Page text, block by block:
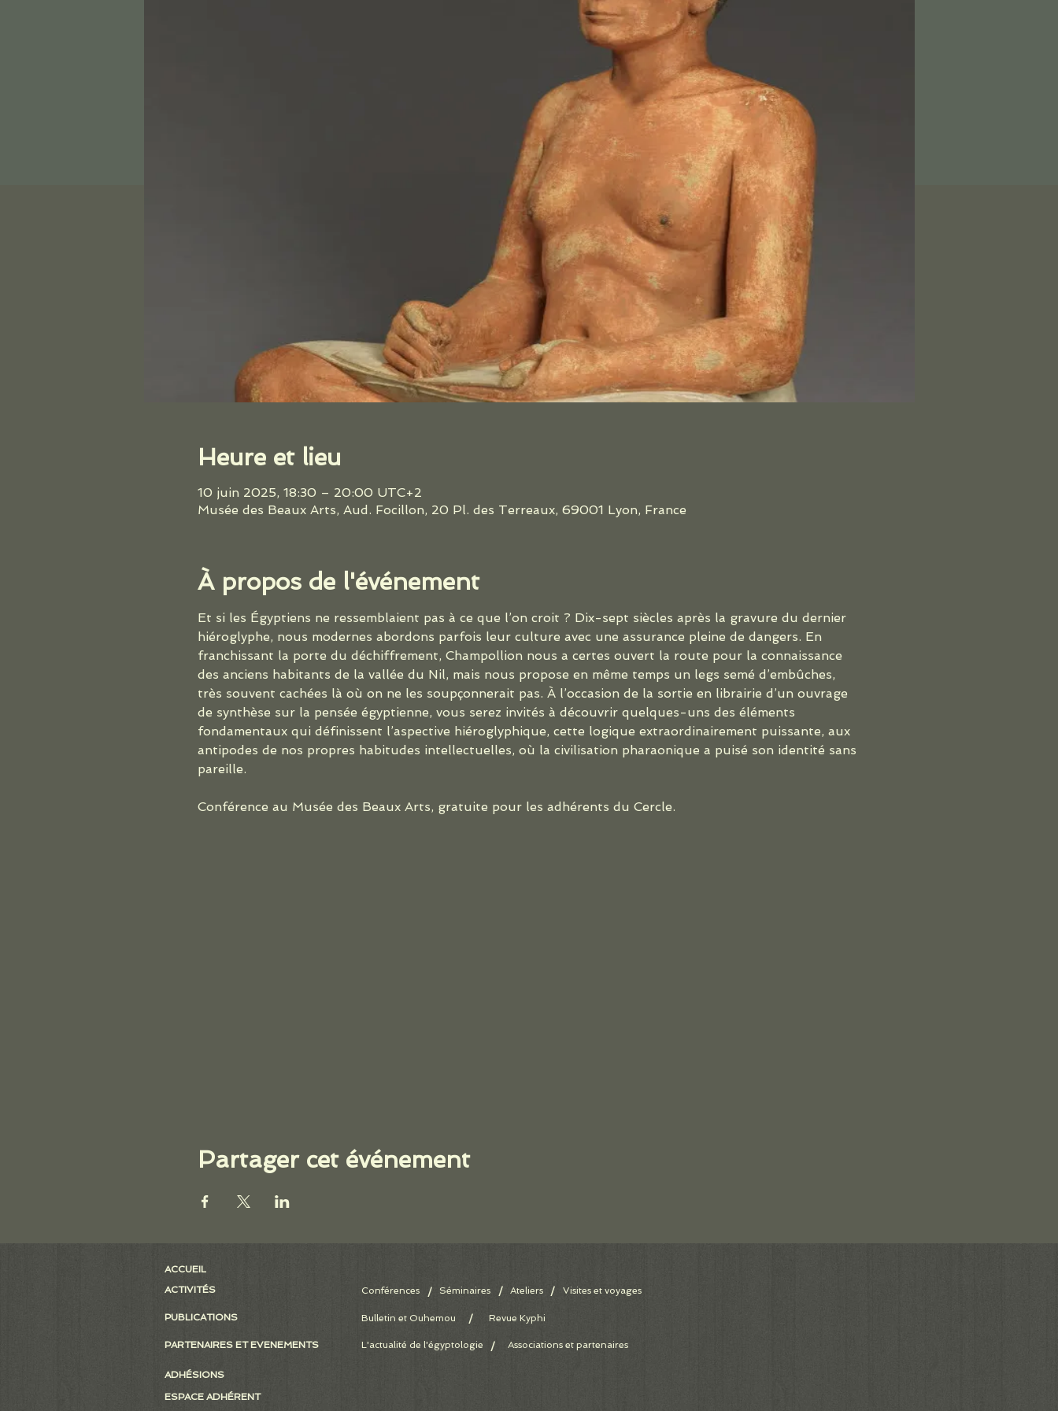
Heure et lieu
10 juin 2025, 18:30 – 20:00 UTC+2
Musée des Beaux Arts, Aud. Focillon, 20 Pl. des Terreaux, 69001 Lyon, France
À propos de l'événement
Et si les Égyptiens ne ressemblaient pas à ce que l’on croit ? Dix-sept siècles après la gravure du dernier
hiéroglyphe, nous modernes abordons parfois leur culture avec une assurance pleine de dangers. En
franchissant la porte du déchiffrement, Champollion nous a certes ouvert la route pour la connaissance
des anciens habitants de la vallée du Nil, mais nous propose en même temps un legs semé d’embûches,
très souvent cachées là où on ne les soupçonnerait pas. À l’occasion de la sortie en librairie d’un ouvrage
de synthèse sur la pensée égyptienne, vous serez invités à découvrir quelques-uns des éléments
fondamentaux qui définissent l’aspective hiéroglyphique, cette logique extraordinairement puissante, aux
antipodes de nos propres habitudes intellectuelles, où la civilisation pharaonique a puisé son identité sans
pareille.
Conférence au Musée des Beaux Arts, gratuite pour les adhérents du Cercle.
Partager cet événement
ACCUEIL
ACTIVITÉS
PUBLICATIONS
PARTENAIRES ET EVENEMENTS
Conférences / Séminaires / Ateliers / Visites et voyages
/
Bulletin et Ouhemou Revue Kyphi
L'actualité de l'égyptologie / Associations et partenaires
ADHÉSIONS
ESPACE ADHÉRENT